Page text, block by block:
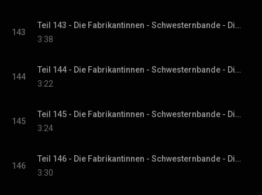
143
Teil 143 - Die Fabrikantinnen - Schwesternbande - Die Fabrikantinnen-Saga, Band 1
3:38
144
Teil 144 - Die Fabrikantinnen - Schwesternbande - Die Fabrikantinnen-Saga, Band 1
3:22
145
Teil 145 - Die Fabrikantinnen - Schwesternbande - Die Fabrikantinnen-Saga, Band 1
3:24
146
Teil 146 - Die Fabrikantinnen - Schwesternbande - Die Fabrikantinnen-Saga, Band 1
3:30